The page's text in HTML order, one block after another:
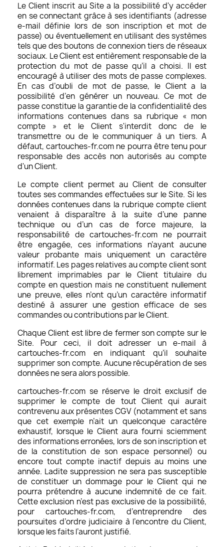
Le Client inscrit au Site a la possibilité d'y accéder
en se connectant grâce à ses identifiants (adresse
e-mail définie lors de son inscription et mot de
passe) ou éventuellement en utilisant des systèmes
tels que des boutons de connexion tiers de réseaux
sociaux. Le Client est entièrement responsable de la
protection du mot de passe qu’il a choisi. Il est
encouragé à utiliser des mots de passe complexes.
En cas d’oubli de mot de passe, le Client a la
possibilité d’en générer un nouveau. Ce mot de
passe constitue la garantie de la confidentialité des
informations contenues dans sa rubrique « mon
compte » et le Client s'interdit donc de le
transmettre ou de le communiquer à un tiers. A
défaut, cartouches-fr.com ne pourra être tenu pour
responsable des accès non autorisés au compte
d'un Client.
Le compte client permet au Client de consulter
toutes ses commandes effectuées sur le Site. Si les
données contenues dans la rubrique compte client
venaient à disparaître à la suite d’une panne
technique ou d’un cas de force majeure, la
responsabilité de cartouches-fr.com ne pourrait
être engagée, ces informations n’ayant aucune
valeur probante mais uniquement un caractère
informatif. Les pages relatives au compte client sont
librement imprimables par le Client titulaire du
compte en question mais ne constituent nullement
une preuve, elles n’ont qu’un caractère informatif
destiné à assurer une gestion efficace de ses
commandes ou contributions par le Client.
Chaque Client est libre de fermer son compte sur le
Site. Pour ceci, il doit adresser un e-mail à
cartouches-fr.com en indiquant qu’il souhaite
supprimer son compte. Aucune récupération de ses
données ne sera alors possible.
cartouches-fr.com se réserve le droit exclusif de
supprimer le compte de tout Client qui aurait
contrevenu aux présentes CGV (notamment et sans
que cet exemple n’ait un quelconque caractère
exhaustif, lorsque le Client aura fourni sciemment
des informations erronées, lors de son inscription et
de la constitution de son espace personnel) ou
encore tout compte inactif depuis au moins une
année. Ladite suppression ne sera pas susceptible
de constituer un dommage pour le Client qui ne
pourra prétendre à aucune indemnité de ce fait.
Cette exclusion n’est pas exclusive de la possibilité,
pour cartouches-fr.com, d’entreprendre des
poursuites d’ordre judiciaire à l’encontre du Client,
lorsque les faits l’auront justifié.